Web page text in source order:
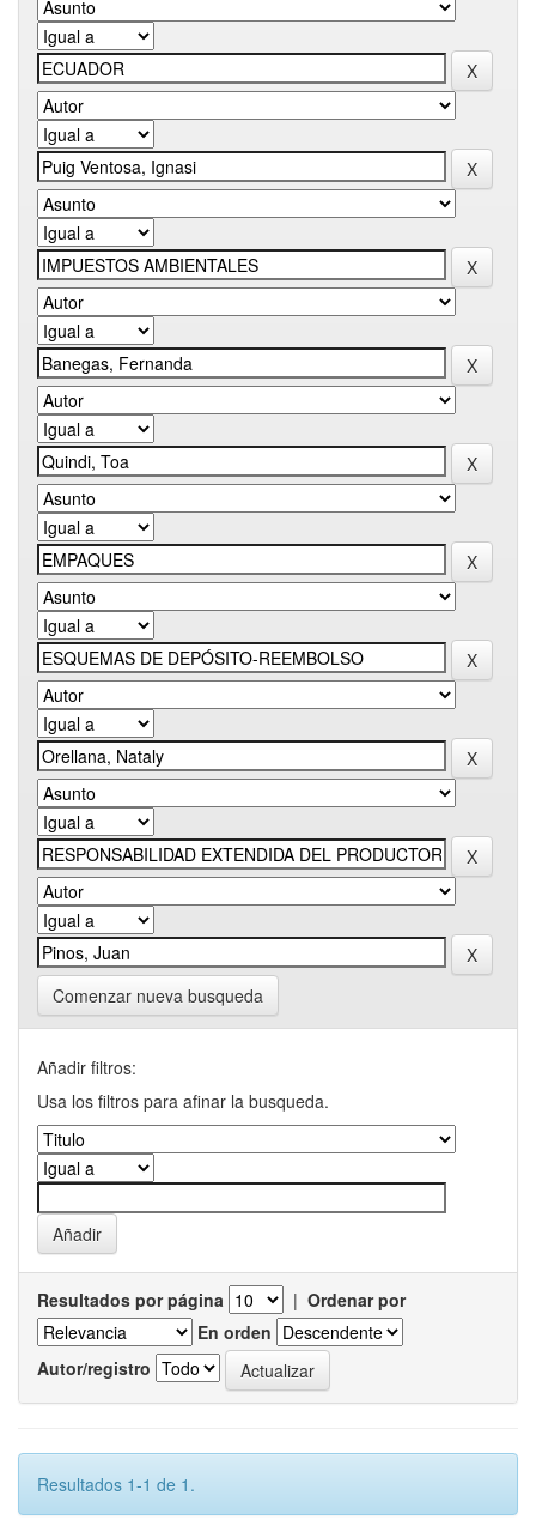
Comenzar nueva busqueda
Añadir filtros:
Usa los filtros para afinar la busqueda.
Resultados por página | Ordenar por
En orden
Autor/registro
Resultados 1-1 de 1.